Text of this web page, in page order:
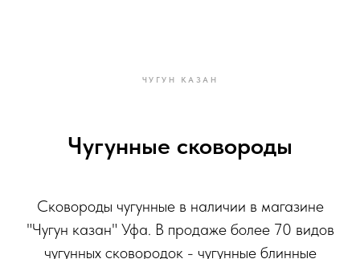
ЧУГУН КАЗАН
Чугунные сковороды
Сковороды чугунные в наличии в магазине
"Чугун казан" Уфа. В продаже более 70 видов
чугунных сковородок - чугунные блинные